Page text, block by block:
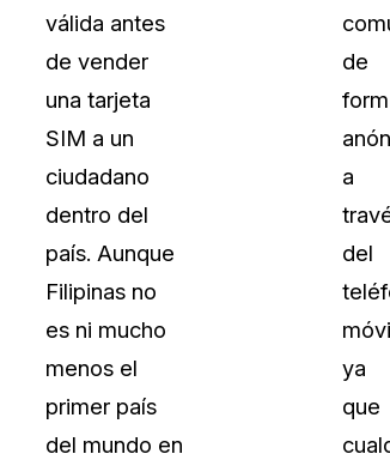
CaseGuard. Práctica nuevas
aprender
Historias sobre cómo nuestros
utilizan CaseGuard studio a diario
Más información sobre
misión
válida antes
de vender
una tarjeta
SIM a un
ciudadano
dentro del
país. Aunque
Filipinas no
es ni mucho
menos el
primer país
del mundo en
de
a
del
ya
que